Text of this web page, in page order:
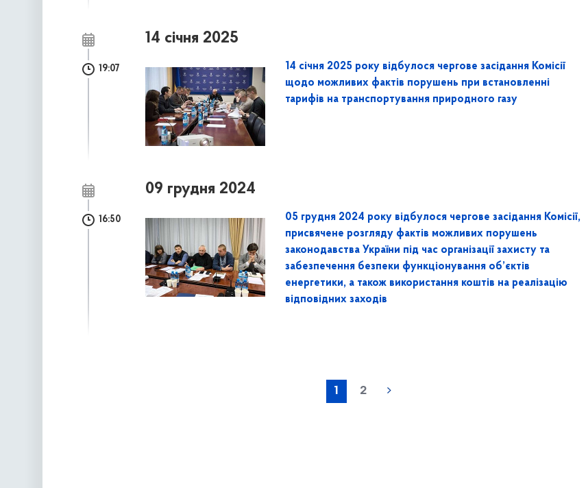
14 січня 2025
19:07
14 січня 2025 року відбулося чергове засідання Комісії
щодо можливих фактів порушень при встановленні
тарифів на транспортування природного газу
09 грудня 2024
16:50
05 грудня 2024 року відбулося чергове засідання Комісії,
присвячене розгляду фактів можливих порушень
законодавства України під час організації захисту та
забезпечення безпеки функціонування об’єктів
енергетики, а також використання коштів на реалізацію
відповідних заходів
1 2